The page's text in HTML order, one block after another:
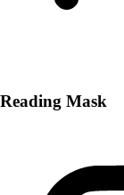
Reading Mask